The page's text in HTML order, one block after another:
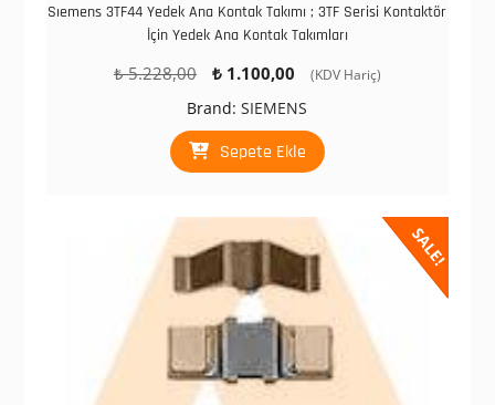
Sıemens 3TF44 Yedek Ana Kontak Takımı ; 3TF Serisi Kontaktör
İçin Yedek Ana Kontak Takımları
₺5.228,00
Orijinal
₺ 5.228,00.
₺1.100,00
Şu
fiyat:
₺ 1.100,00.
(KDV Hariç)
Brand:SIEMENS
Sepete Ekle
SALE!